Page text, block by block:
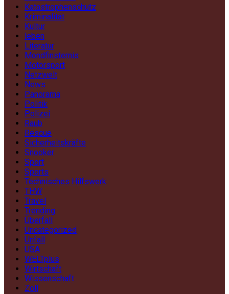
Katastrophenschutz
Kriminalität
Kultur
leben
Literatur
Mondfinsternis
Motorsport
Netzwelt
News
Panorama
Politik
Polizei
Raub
Rescue
Sicherheitskräfte
Snooker
Sport
Sports
Technisches Hilfswerk
THW
Travel
Trending
Überfall
Uncategorized
Unfall
USA
WELTplus
Wirtschaft
Wissenschaft
Zoll